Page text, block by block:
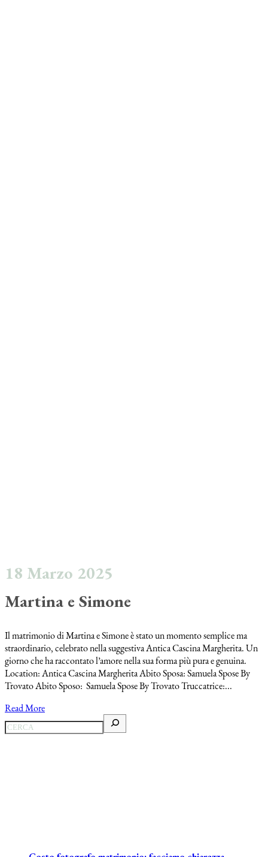
18 Marzo 2025
Martina e Simone
Il matrimonio di Martina e Simone è stato un momento semplice ma
straordinario, celebrato nella suggestiva Antica Cascina Margherita. Un
giorno che ha raccontato l’amore nella sua forma più pura e genuina.
Location: Antica Cascina Margherita Abito Sposa: Samuela Spose By
Trovato Abito Sposo: Samuela Spose By Trovato Truccatrice:...
Read More